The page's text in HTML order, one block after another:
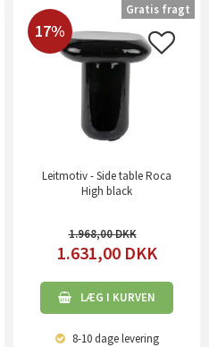
17%
Leitmotiv - Side table Roca
High black
1.968,00
1.631,00 DKK
LÆG I KURVEN
8-10 dagelevering
Gratis fragt